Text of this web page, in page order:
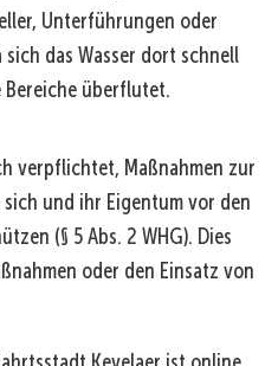
Unterführungen oder
das Wasser dort schnell
Bereiche überflutet.
verpflichtet, Maßnahmen zur
und ihr Eigentum vor den
(§ 5 Abs. 2 WHG). Dies
oder den Einsatz von